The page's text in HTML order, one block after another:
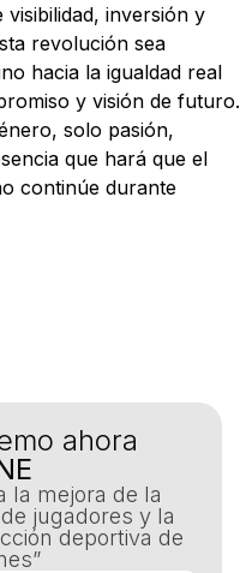
visibilidad, inversión y
revolución sea
hacia la igualdad real
y visión de futuro.
solo pasión,
que hará que el
continúe durante
ahora
la mejora de la
jugadores y la
deportiva de